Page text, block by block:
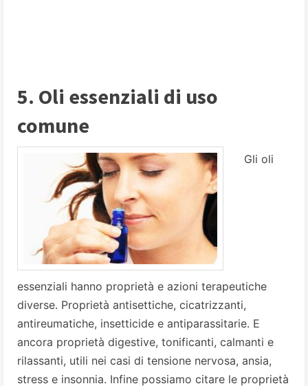
5. Oli essenziali di uso
comune
Gli oli
essenziali hanno proprietà e azioni terapeutiche
diverse. Proprietà antisettiche, cicatrizzanti,
antireumatiche, insetticide e antiparassitarie. E
ancora proprietà digestive, tonificanti, calmanti e
rilassanti, utili nei casi di tensione nervosa, ansia,
stress e insonnia. Infine possiamo citare le proprietà